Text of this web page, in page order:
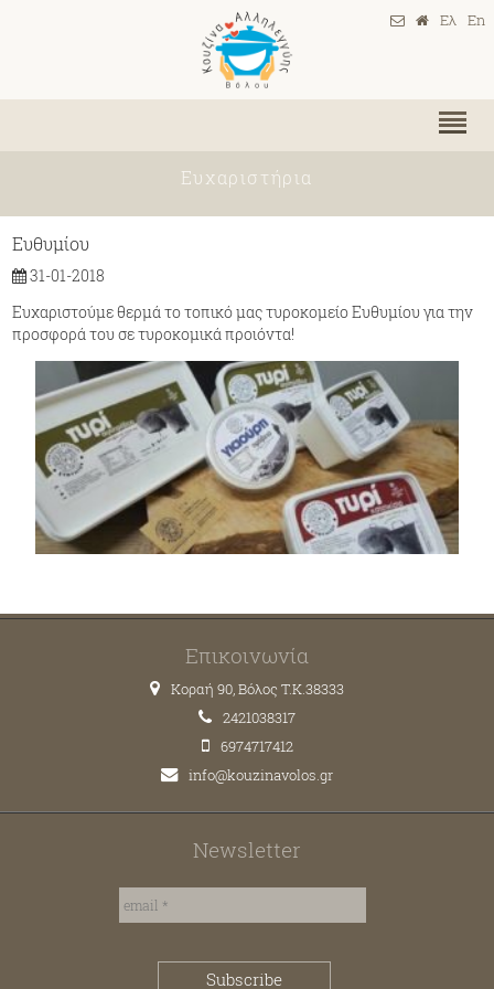
Ελ En
Ευχαριστήρια
Ευθυμίου
31-01-2018
Ευχαριστούμε θερμά το τοπικό μας τυροκομείο Ευθυμίου για την
προσφορά του σε τυροκομικά προιόντα!
Επικοινωνία
Κοραή 90, Βόλος T.K.38333
2421038317
6974717412
info@kouzinavolos.gr
Newsletter